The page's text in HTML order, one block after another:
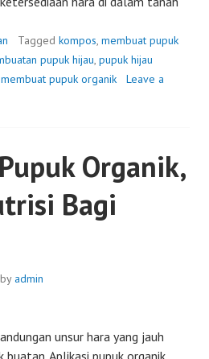
Tagged kompos, membuat pupuk
pupuk hijau, pupuk hijau
pupuk organik
Leave a
Organik,
Bagi
by admin
unsur hara yang jauh
buatan. Aplikasi pupuk organik